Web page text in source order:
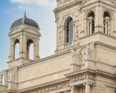
ールする
利用する
ーネット接続
を回避
のカスタマーサービ
ール